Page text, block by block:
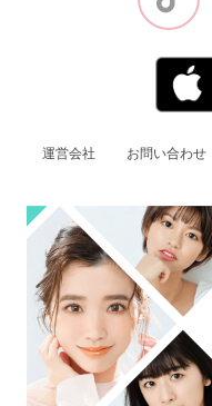
運営会社 お問い合わせ